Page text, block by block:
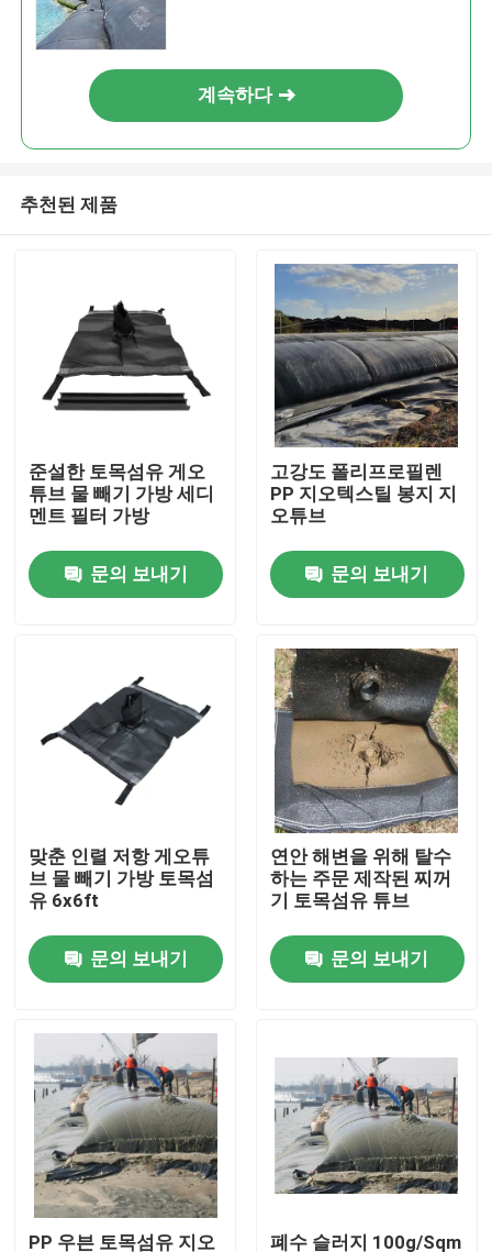
동영상
회사 소개
공장 투어
품질 관리
연락처
견적 요청
토목섬유 지오그리드
계속하다
추천된 제품
준설한 토목섬유 게오
튜브 물 빼기 가방 세디
멘트 필터 가방
문의 보내기
고강도 폴리프로필렌
PP 지오텍스틸 봉지 지
오튜브
문의 보내기
맞춘 인렬 저항 게오튜
브 물 빼기 가방 토목섬
유 6x6ft
문의 보내기
연안 해변을 위해 탈수
하는 주문 제작된 찌꺼
기 토목섬유 튜브
문의 보내기
PP 우븐 토목섬유 지오 폐수 슬러지 100g/Sqm